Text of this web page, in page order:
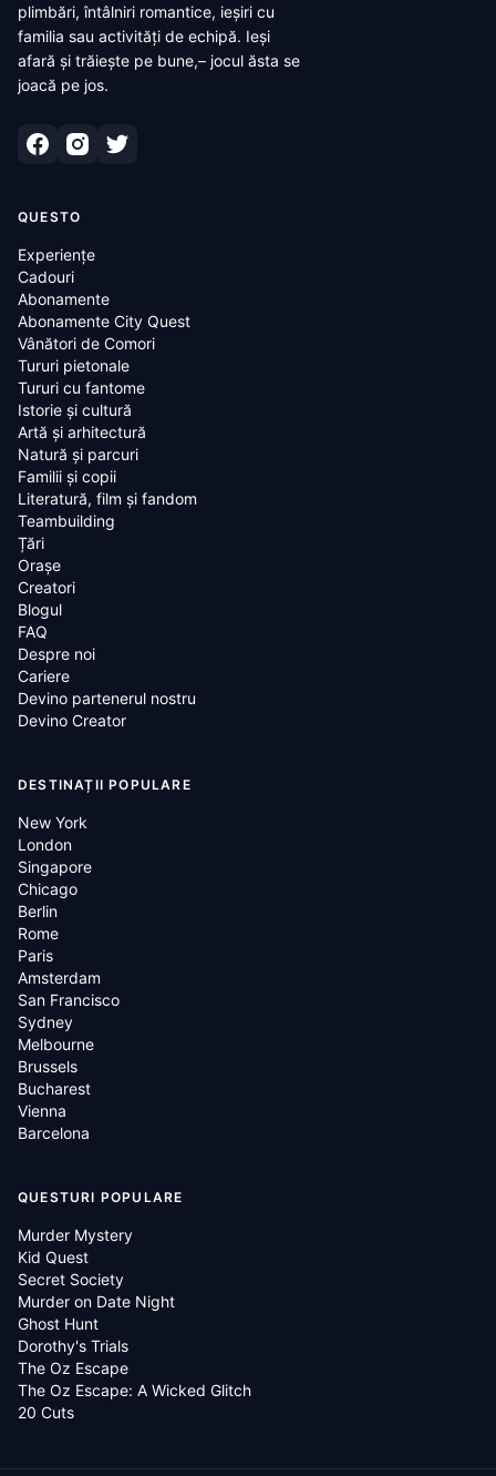
plimbări, întâlniri romantice, ieșiri cu
familia sau activități de echipă. Ieși
afară și trăiește pe bune,– jocul ăsta se
joacă pe jos.
QUESTO
Experiențe
Cadouri
Abonamente
Abonamente City Quest
Vânători de Comori
Tururi pietonale
Tururi cu fantome
Istorie și cultură
Artă și arhitectură
Natură și parcuri
Familii și copii
Literatură, film și fandom
Teambuilding
Țări
Oraşe
Creatori
Blogul
FAQ
Despre noi
Cariere
Devino partenerul nostru
Devino Creator
DESTINAȚII POPULARE
New York
London
Singapore
Chicago
Berlin
Rome
Paris
Amsterdam
San Francisco
Sydney
Melbourne
Brussels
Bucharest
Vienna
Barcelona
QUESTURI POPULARE
Murder Mystery
Kid Quest
Secret Society
Murder on Date Night
Ghost Hunt
Dorothy's Trials
The Oz Escape
The Oz Escape: A Wicked Glitch
20 Cuts